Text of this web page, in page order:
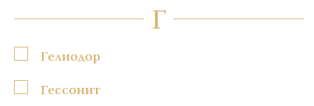
Г
Гелиодор
Гессонит